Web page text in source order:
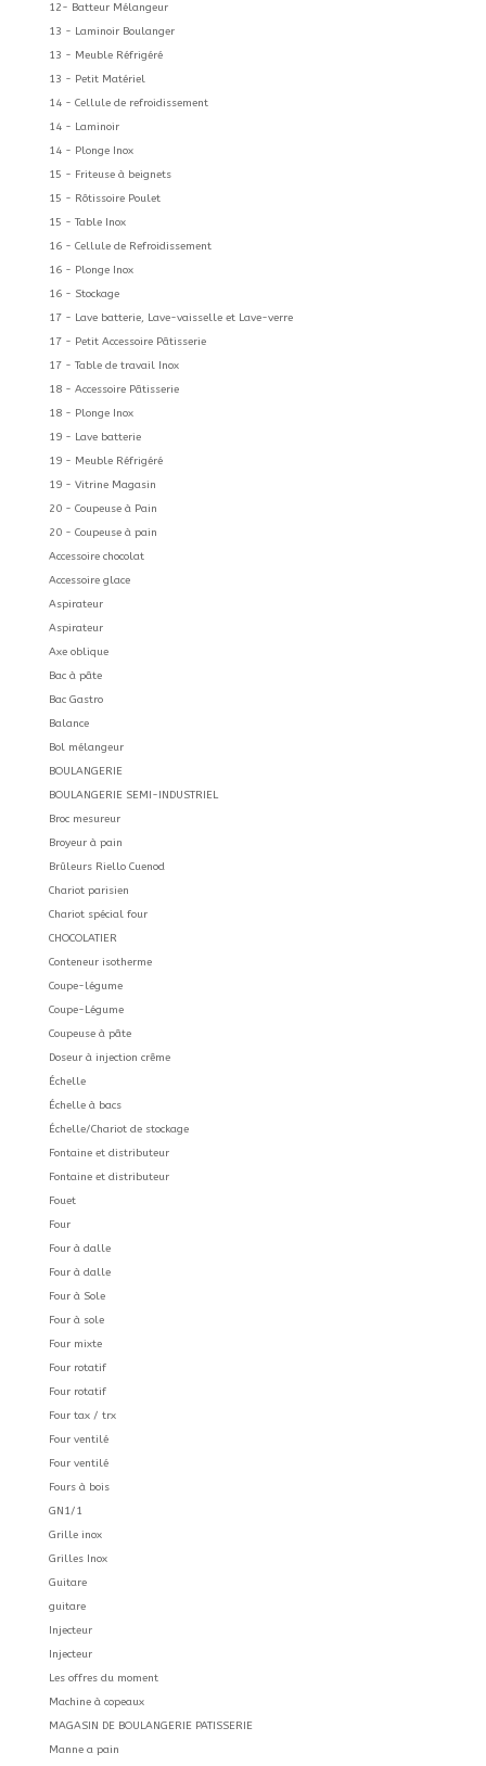
12- Batteur Mélangeur
13 - Laminoir Boulanger
13 - Meuble Réfrigéré
13 - Petit Matériel
14 - Cellule de refroidissement
14 - Laminoir
14 - Plonge Inox
15 - Friteuse à beignets
15 - Rôtissoire Poulet
15 - Table Inox
16 - Cellule de Refroidissement
16 - Plonge Inox
16 - Stockage
17 - Lave batterie, Lave-vaisselle et Lave-verre
17 - Petit Accessoire Pâtisserie
17 - Table de travail Inox
18 - Accessoire Pâtisserie
18 - Plonge Inox
19 - Lave batterie
19 - Meuble Réfrigéré
19 - Vitrine Magasin
20 - Coupeuse à Pain
20 - Coupeuse à pain
Accessoire chocolat
Accessoire glace
Aspirateur
Aspirateur
Axe oblique
Bac à pâte
Bac Gastro
Balance
Bol mélangeur
BOULANGERIE
BOULANGERIE SEMI-INDUSTRIEL
Broc mesureur
Broyeur à pain
Brûleurs Riello Cuenod
Chariot parisien
Chariot spécial four
CHOCOLATIER
Conteneur isotherme
Coupe-légume
Coupe-Légume
Coupeuse à pâte
Doseur à injection crême
Échelle
Échelle à bacs
Échelle/Chariot de stockage
Fontaine et distributeur
Fontaine et distributeur
Fouet
Four
Four à dalle
Four à dalle
Four à Sole
Four à sole
Four mixte
Four rotatif
Four rotatif
Four tax / trx
Four ventilé
Four ventilé
Fours à bois
GN1/1
Grille inox
Grilles Inox
Guitare
guitare
Injecteur
Injecteur
Les offres du moment
Machine à copeaux
MAGASIN DE BOULANGERIE PATISSERIE
Manne a pain